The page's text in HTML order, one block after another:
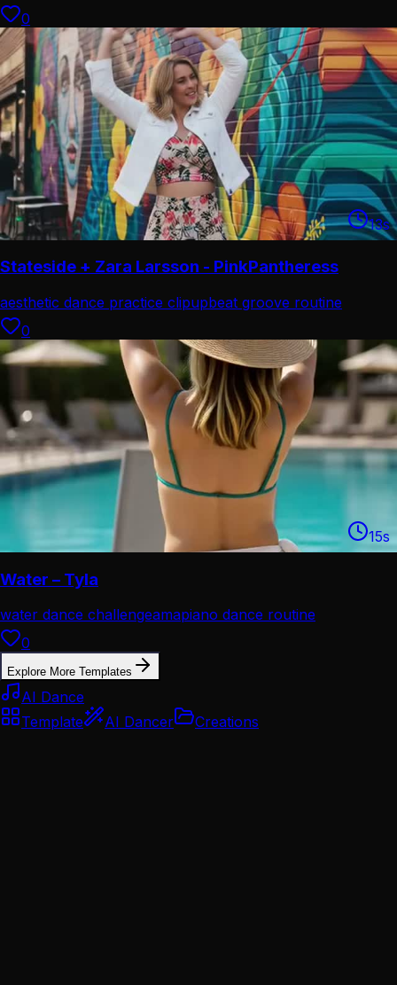
0
13s
Stateside + Zara Larsson - PinkPantheress
aesthetic dance practice clipupbeat groove routine
0
15s
Water – Tyla
water dance challengeamapiano dance routine
0
Explore More Templates
AI Dance
Template
AI Dancer Creations